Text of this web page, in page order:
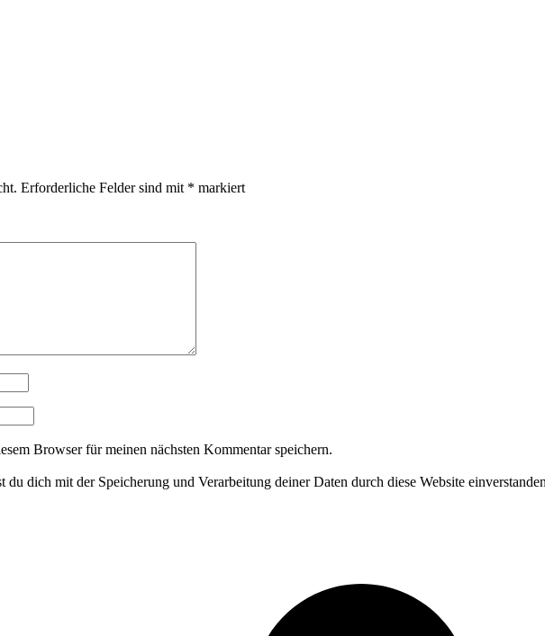
Erforderliche Felder sind mit * markiert
Browser für meinen nächsten Kommentar speichern.
dich mit der Speicherung und Verarbeitung deiner Daten durch diese Website